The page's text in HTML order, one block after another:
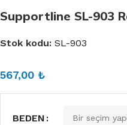
Supportline SL-903
Stok kodu: SL-903
567,00 ₺
BEDEN